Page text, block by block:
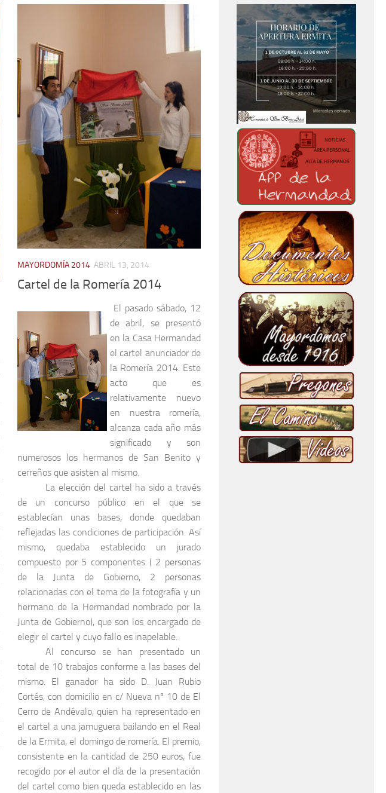
MAYORDOMÍA 2014 ABRIL 13, 2014
Cartel de la Romería 2014
El pasado sábado, 12
de abril, se presentó
en la Casa Hermandad
el cartel anunciador de
la Romería 2014. Este
acto que es
relativamente nuevo
en nuestra romería,
alcanza cada año más
significado y son
numerosos los hermanos de San Benito y
cerreños que asisten al mismo.
La elección del cartel ha sido a través
de un concurso público en el que se
establecían unas bases, donde quedaban
reflejadas las condiciones de participación. Así
mismo, quedaba establecido un jurado
compuesto por 5 componentes ( 2 personas
de la Junta de Gobierno, 2 personas
relacionadas con el tema de la fotografía y un
hermano de la Hermandad nombrado por la
Junta de Gobierno), que son los encargado de
elegir el cartel y cuyo fallo es inapelable.
Al concurso se han presentado un
total de 10 trabajos conforme a las bases del
mismo. El ganador ha sido D. Juan Rubio
Cortés, con domicilio en c/ Nueva nº 10 de El
Cerro de Andévalo, quien ha representado en
el cartel a una jamuguera bailando en el Real
de la Ermita, el domingo de romería. El premio,
consistente en la cantidad de 250 euros, fue
recogido por el autor el día de la presentación
del cartel como bien queda establecido en las